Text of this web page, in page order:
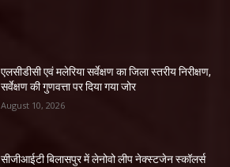
एलसीडीसी एवं मलेरिया सर्वेक्षण का जिला स्तरीय निरीक्षण,
सर्वेक्षण की गुणवत्ता पर दिया गया जोर
August 10, 2026
सीजीआईटी बिलासपुर में लेनोवो लीप नेक्स्टजेन स्कॉलर्स